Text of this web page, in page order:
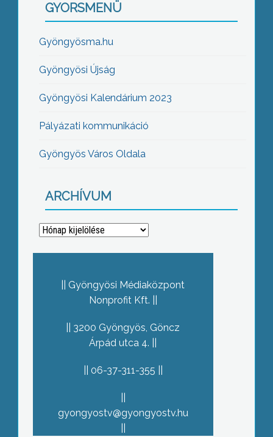
GYORSMENÜ
Gyöngyösma.hu
Gyöngyösi Újság
Gyöngyösi Kalendárium 2023
Pályázati kommunikáció
Gyöngyös Város Oldala
ARCHÍVUM
Archívum
Gyöngyösi Médiaközpont
Nonprofit Kft.
3200 Gyöngyös, Göncz
Árpád utca 4.
06-37-311-355
gyongyostv@gyongyostv.hu